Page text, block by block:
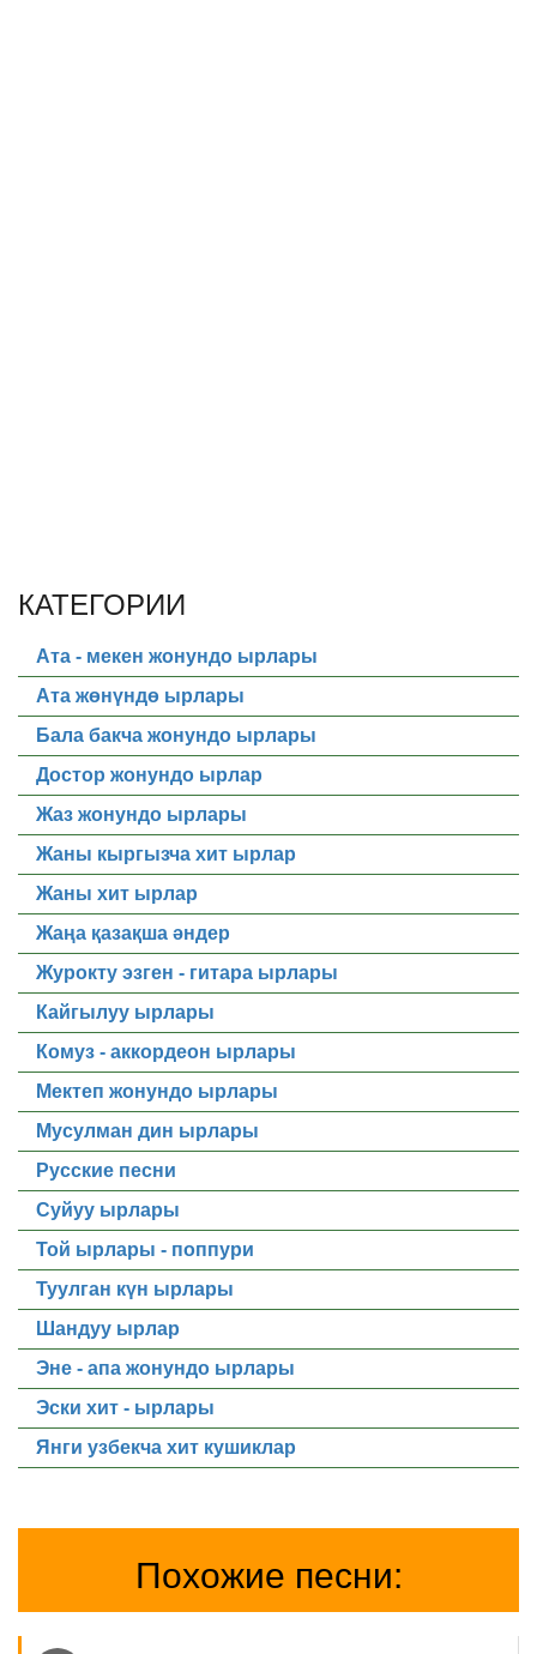
КАТЕГОРИИ
Ата - мекен жонундо ырлары
Ата жөнүндө ырлары
Бала бакча жонундо ырлары
Достор жонундо ырлар
Жаз жонундо ырлары
Жаны кыргызча хит ырлар
Жаны хит ырлар
Жаңа қазақша әндер
Журокту эзген - гитара ырлары
Кайгылуу ырлары
Комуз - аккордеон ырлары
Мектеп жонундо ырлары
Мусулман дин ырлары
Русские песни
Суйуу ырлары
Той ырлары - поппури
Туулган күн ырлары
Шандуу ырлар
Эне - апа жонундо ырлары
Эски хит - ырлары
Янги узбекча хит кушиклар
Похожие песни: